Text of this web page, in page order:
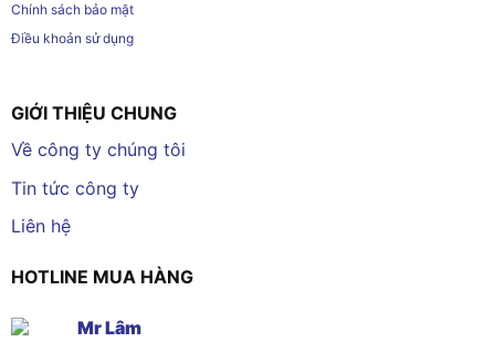
Chính sách bảo mật
Điều khoản sử dụng
GIỚI THIỆU CHUNG
Về công ty chúng tôi
Tin tức công ty
Liên hệ
HOTLINE MUA HÀNG
Mr Lâm